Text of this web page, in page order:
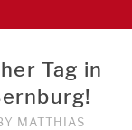
Tag in
MATTHIAS